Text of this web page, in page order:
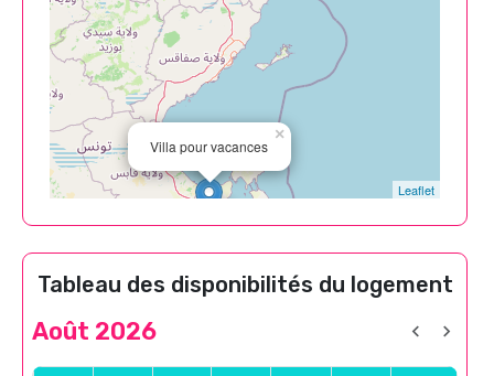
Villa pour vacances
×
Leaflet
Tableau des disponibilités du logement
Août 2026